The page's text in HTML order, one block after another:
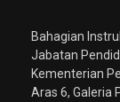
Bahagian
Jabatan
Kementerian
Aras 6, Galeria